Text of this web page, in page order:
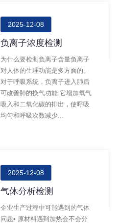
2025-12-08
负离子浓度检测
为什么要检测负离子含量负离子
对人体的生理功能是多方面的。
对于呼吸系统，负离子进入肺后
可改善肺的换气功能:它增加氧气
吸入和二氧化碳的排出，使呼吸
均匀和呼吸次数减少...
2025-12-08
气体分析检测
企业生产过程中可能遇到的气体
问题• 原材料遇到加热会不会分